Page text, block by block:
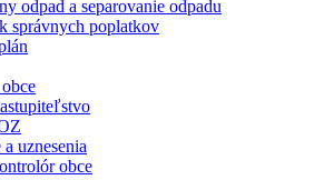
odpad a separovanie odpadu
správnych poplatkov
uznesenia
obce